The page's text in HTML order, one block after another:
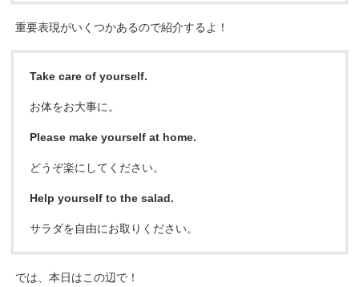
重要表現がいくつかあるので紹介するよ！
Take care of yourself.
お体をお大事に。
Please make yourself at home.
どうぞ楽にしてください。
Help yourself to the salad.
サラダを自由にお取りください。
では、本日はこの辺で！